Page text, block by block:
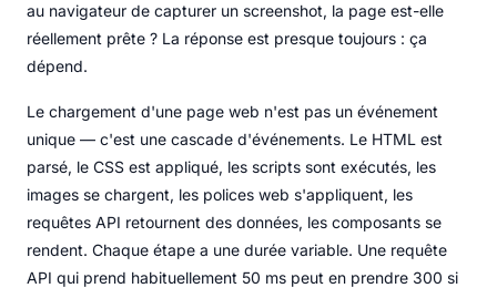
au navigateur de capturer un screenshot, la page est-elle
réellement prête ? La réponse est presque toujours : ça
dépend.
Le chargement d'une page web n'est pas un événement
unique — c'est une cascade d'événements. Le HTML est
parsé, le CSS est appliqué, les scripts sont exécutés, les
images se chargent, les polices web s'appliquent, les
requêtes API retournent des données, les composants se
rendent. Chaque étape a une durée variable. Une requête
API qui prend habituellement 50 ms peut en prendre 300 si